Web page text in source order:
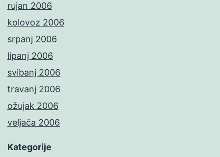
rujan 2006
kolovoz 2006
srpanj 2006
lipanj 2006
svibanj 2006
travanj 2006
ožujak 2006
veljača 2006
Kategorije